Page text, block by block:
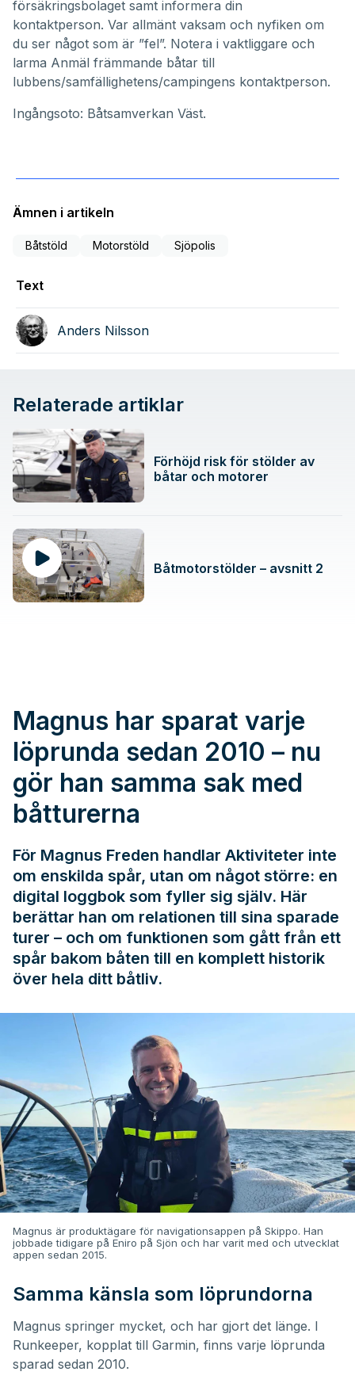
försäkringsbolaget samt informera din
kontaktperson. Var allmänt vaksam och nyfiken om
du ser något som är ”fel”. Notera i vaktliggare och
larma Anmäl främmande båtar till
lubbens/samfällighetens/campingens kontaktperson.
Ingångsoto: Båtsamverkan Väst.
Ämnen i artikeln
Båtstöld Motorstöld Sjöpolis
Text
Anders Nilsson
Relaterade artiklar
Förhöjd risk för stölder av
båtar och motorer
Båtmotorstölder – avsnitt 2
Magnus har sparat varje
löprunda sedan 2010 – nu
gör han samma sak med
båtturerna
För Magnus Freden handlar Aktiviteter inte
om enskilda spår, utan om något större: en
digital loggbok som fyller sig själv. Här
berättar han om relationen till sina sparade
turer – och om funktionen som gått från ett
spår bakom båten till en komplett historik
över hela ditt båtliv.
Magnus är produktägare för navigationsappen på Skippo. Han
jobbade tidigare på Eniro på Sjön och har varit med och utvecklat
appen sedan 2015.
Samma känsla som löprundorna
Magnus springer mycket, och har gjort det länge. I
Runkeeper, kopplat till Garmin, finns varje löprunda
sparad sedan 2010.